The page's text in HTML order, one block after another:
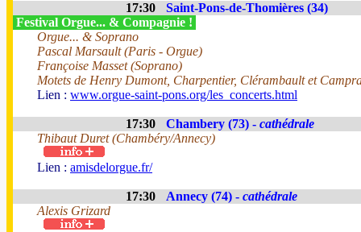
17:30
Saint-Pons-de-Thomières (34)
Festival Orgue... & Compagnie !
Orgue... & Soprano
Pascal Marsault (Paris - Orgue)
Françoise Masset (Soprano)
Motets de Henry Dumont, Charpentier, Clérambault et
Lien : www.orgue-saint-pons.org/les_concerts.html
17:30 Chambery (73) - cathédrale
Thibaut Duret (Chambéry/Annecy)
Lien : amisdelorgue.fr/
17:30 Annecy (74) - cathédrale
Alexis Grizard